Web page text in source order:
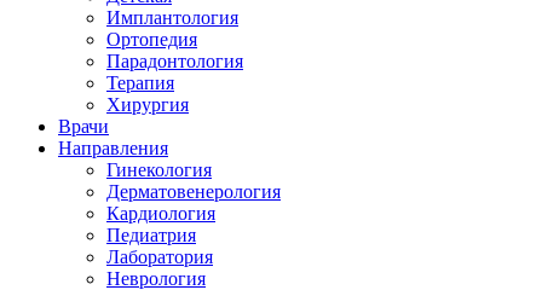
Имплантология
Ортопедия
Парадонтология
Терапия
Хирургия
Врачи
Направления
Гинекология
Дерматовенерология
Кардиология
Педиатрия
Лаборатория
Неврология